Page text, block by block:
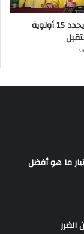
جلالة الملك يحدد 15 أولوية
ما هو أفضل